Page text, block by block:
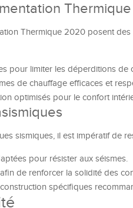
Thermique
Thermique 2020 posent
pour limiter les déperditions de
de chauffage efficaces et
optimisés pour le confort
sismiques, il est impératif de
pour résister aux séismes.
de renforcer la solidité des
spécifiques